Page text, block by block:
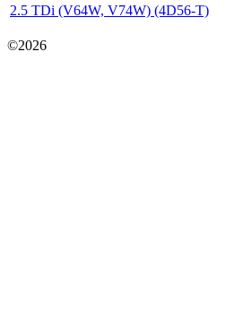
2.5 TDi (V64W, V74W) (4D56-T)
©2026